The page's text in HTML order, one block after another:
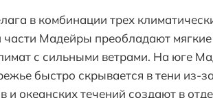
в комбинации трех
Мадейры преобладают
с сильными ветрами. На юге
быстро скрывается в тени из-
океанских течений создают в